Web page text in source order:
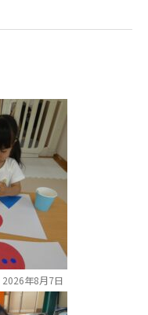
2026年8月7日